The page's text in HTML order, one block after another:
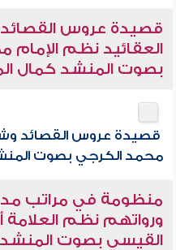
قصيدة عروس
العقائيد نظم
بصوت المنشد كمال
قصيدة عروس القصائد
محمد الكرجي بصوت
منظومة في مراتب مد
ورواتهم نظم العلامة
القيسي بصوت